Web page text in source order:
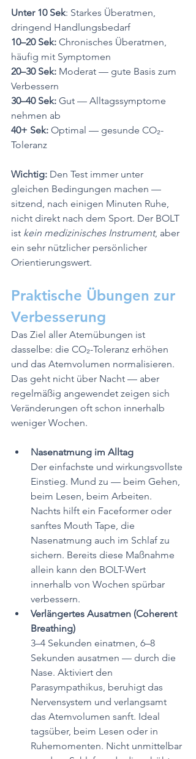
Unter 10 Sek: Starkes Überatmen,
dringend Handlungsbedarf
10–20 Sek: Chronisches Überatmen,
häufig mit Symptomen
20–30 Sek: Moderat — gute Basis zum
Verbessern
30–40 Sek: Gut — Alltagssymptome
nehmen ab
40+ Sek: Optimal — gesunde CO₂-
Toleranz
Wichtig: Den Test immer unter
gleichen Bedingungen machen —
sitzend, nach einigen Minuten Ruhe,
nicht direkt nach dem Sport. Der BOLT
ist kein medizinisches Instrument, aber
ein sehr nützlicher persönlicher
Orientierungswert.
Praktische Übungen zur
Verbesserung
Das Ziel aller Atemübungen ist
dasselbe: die CO₂-Toleranz erhöhen
und das Atemvolumen normalisieren.
Das geht nicht über Nacht — aber
regelmäßig angewendet zeigen sich
Veränderungen oft schon innerhalb
weniger Wochen.
Nasenatmung im Alltag
Der einfachste und wirkungsvollste
Einstieg. Mund zu — beim Gehen,
beim Lesen, beim Arbeiten.
Nachts hilft ein Faceformer oder
sanftes Mouth Tape, die
Nasenatmung auch im Schlaf zu
sichern. Bereits diese Maßnahme
allein kann den BOLT-Wert
innerhalb von Wochen spürbar
verbessern.
Verlängertes Ausatmen (Coherent
Breathing)
3–4 Sekunden einatmen, 6–8
Sekunden ausatmen — durch die
Nase. Aktiviert den
Parasympathikus, beruhigt das
Nervensystem und verlangsamt
das Atemvolumen sanft. Ideal
tagsüber, beim Lesen oder in
Ruhemomenten. Nicht unmittelbar